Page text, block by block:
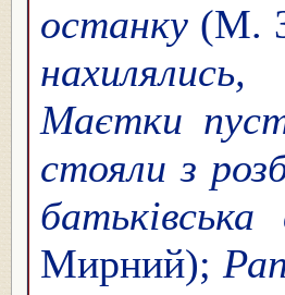
останку (М.
нахилялись,
Маєтки
стояли з
Мирний);